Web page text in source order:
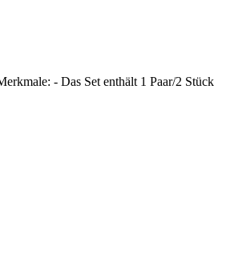
- Das Set enthält 1 Paar/2 Stück